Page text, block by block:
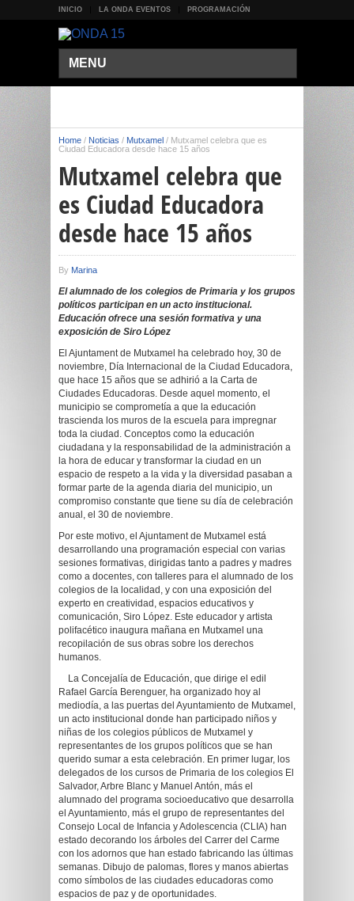
INICIO LA ONDA EVENTOS PROGRAMACIÓN
MENU
Home / Noticias / Mutxamel / Mutxamel celebra que es
Ciudad Educadora desde hace 15 años
Mutxamel celebra que
es Ciudad Educadora
desde hace 15 años
By Marina
El alumnado de los colegios de Primaria y los grupos
políticos participan en un acto institucional.
Educación ofrece una sesión formativa y una
exposición de Siro López
El Ajuntament de Mutxamel ha celebrado hoy, 30 de
noviembre, Día Internacional de la Ciudad Educadora,
que hace 15 años que se adhirió a la Carta de
Ciudades Educadoras. Desde aquel momento, el
municipio se comprometía a que la educación
trascienda los muros de la escuela para impregnar
toda la ciudad. Conceptos como la educación
ciudadana y la responsabilidad de la administración a
la hora de educar y transformar la ciudad en un
espacio de respeto a la vida y la diversidad pasaban a
formar parte de la agenda diaria del municipio, un
compromiso constante que tiene su día de celebración
anual, el 30 de noviembre.
Por este motivo, el Ajuntament de Mutxamel está
desarrollando una programación especial con varias
sesiones formativas, dirigidas tanto a padres y madres
como a docentes, con talleres para el alumnado de los
colegios de la localidad, y con una exposición del
experto en creatividad, espacios educativos y
comunicación, Siro López. Este educador y artista
polifacético inaugura mañana en Mutxamel una
recopilación de sus obras sobre los derechos
humanos.
La Concejalía de Educación, que dirige el edil
Rafael García Berenguer, ha organizado hoy al
mediodía, a las puertas del Ayuntamiento de Mutxamel,
un acto institucional donde han participado niños y
niñas de los colegios públicos de Mutxamel y
representantes de los grupos políticos que se han
querido sumar a esta celebración. En primer lugar, los
delegados de los cursos de Primaria de los colegios El
Salvador, Arbre Blanc y Manuel Antón, más el
alumnado del programa socioeducativo que desarrolla
el Ayuntamiento, más el grupo de representantes del
Consejo Local de Infancia y Adolescencia (CLIA) han
estado decorando los árboles del Carrer del Carme
con los adornos que han estado fabricando las últimas
semanas. Dibujo de palomas, flores y manos abiertas
como símbolos de las ciudades educadoras como
espacios de paz y de oportunidades.